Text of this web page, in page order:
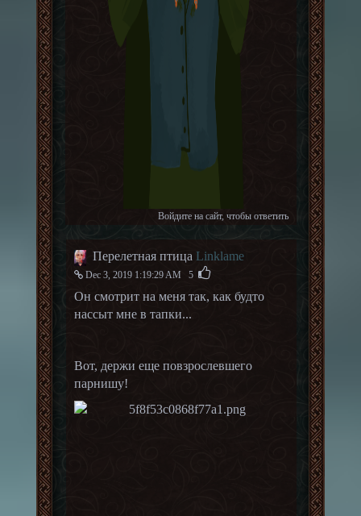
Войдите на сайт, чтобы ответить
Перелетная птица Linklame
Dec 3, 2019 1:19:29 AM 5
Он смотрит на меня так, как будто
нассыт мне в тапки...
Вот, держи еще повзрослевшего
парнишу!